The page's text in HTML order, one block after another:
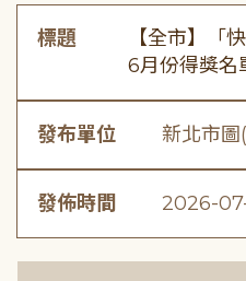
標題
【全市】「
6月份得獎名
發布單位 新北市圖
發佈時間 2026-